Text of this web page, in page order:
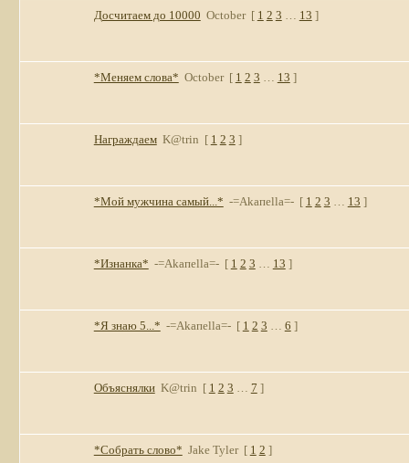
Досчитаем до 10000 October [ 1 2 3 … 13 ]
*Меняем слова* October [ 1 2 3 … 13 ]
Награждаем K@trin [ 1 2 3 ]
*Мой мужчина самый...* -=Akaпella=- [ 1 2 3 … 13 ]
*Изнанка* -=Akaпella=- [ 1 2 3 … 13 ]
*Я знаю 5...* -=Akaпella=- [ 1 2 3 … 6 ]
Объяснялки K@trin [ 1 2 3 … 7 ]
*Собрать слово* Jake Tyler [ 1 2 ]